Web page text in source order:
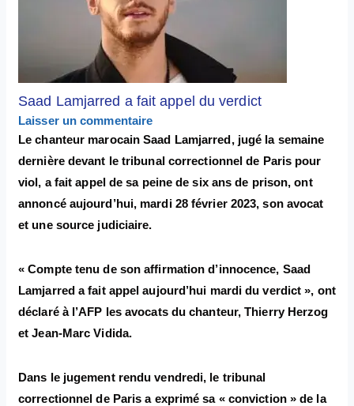
Saad Lamjarred a fait appel du verdict
Laisser un commentaire
Le chanteur marocain Saad Lamjarred, jugé la semaine
dernière devant le tribunal correctionnel de Paris pour
viol, a fait appel de sa peine de six ans de prison, ont
annoncé aujourd’hui, mardi 28 février 2023, son avocat
et une source judiciaire.
« Compte tenu de son affirmation d’innocence, Saad
Lamjarred a fait appel aujourd’hui mardi du verdict », ont
déclaré à l’AFP les avocats du chanteur, Thierry Herzog
et Jean-Marc Vidida.
Dans le jugement rendu vendredi, le tribunal
correctionnel de Paris a exprimé sa « conviction » de la